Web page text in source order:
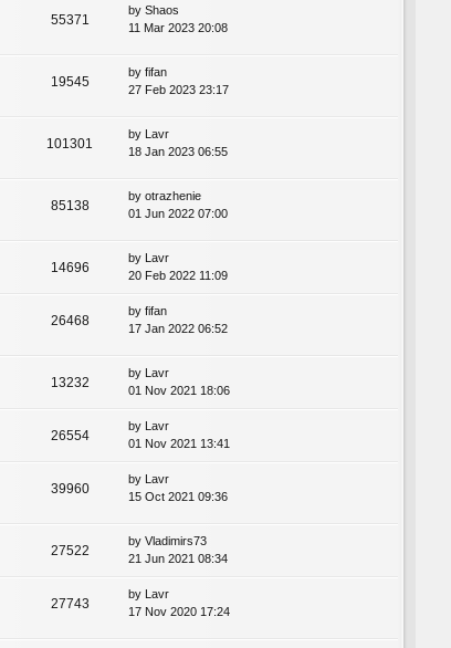
55371
by Shaos
11 Mar 2023 20:08
19545
by fifan
27 Feb 2023 23:17
101301
by Lavr
18 Jan 2023 06:55
85138
by otrazhenie
01 Jun 2022 07:00
14696
by Lavr
20 Feb 2022 11:09
26468
by fifan
17 Jan 2022 06:52
13232
by Lavr
01 Nov 2021 18:06
26554
by Lavr
01 Nov 2021 13:41
39960
by Lavr
15 Oct 2021 09:36
27522
by Vladimirs73
21 Jun 2021 08:34
27743
by
Lavr
17 Nov 2020 17:24